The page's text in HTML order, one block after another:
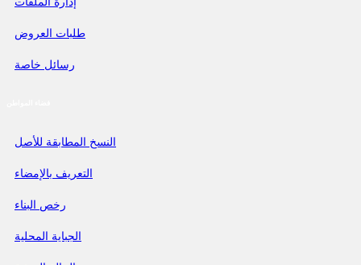
طلبات العروض
رسائل خاصة
النسخ المطابقة للأصل
التعريف بالإمضاء
رخص البناء
الجباية المحلية